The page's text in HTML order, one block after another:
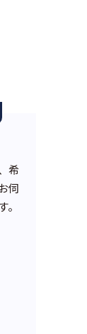
希
伺